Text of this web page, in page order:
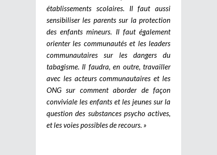
établissements scolaires. Il faut aussi
sensibiliser les parents sur la protection
des enfants mineurs. Il faut également
orienter les communautés et les leaders
communautaires sur les dangers du
tabagisme. Il faudra, en outre, travailler
avec les acteurs communautaires et les
ONG sur comment aborder de façon
conviviale les enfants et les jeunes sur la
question des substances psycho actives,
et les voies possibles de recours. »